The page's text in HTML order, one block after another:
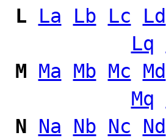
L
La Lb Lc Ld
Lq
M Ma Mb Mc Md
Mq
N
Na Nb Nc Nd